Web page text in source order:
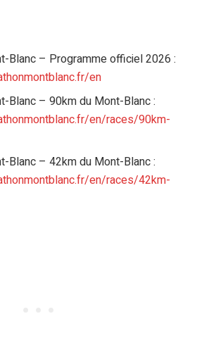
Blanc – Programme officiel 2026 :
en
Blanc – 90km du Mont-Blanc :
en/races/90km-
Blanc – 42km du Mont-Blanc :
en/races/42km-